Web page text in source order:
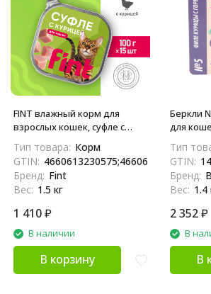
FINT влажный корм для
взрослых кошек, суфле с
х 15 шт
Тип товара: Корм
GTIN: 4660613230575;4660613230537
Бренд: Fint
Вес: 1.5 кг
1 410₽
В наличии
В корзину
Беркли
для
желе -
Тип
GTIN:
Бренд:
Вес: 1.4
2 352₽
В
В